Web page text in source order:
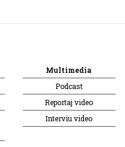
Multimedia
Podcast
Reportaj video
Interviu video